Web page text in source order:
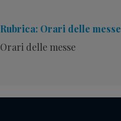
Rubrica: Orari delle messe
Orari delle messe